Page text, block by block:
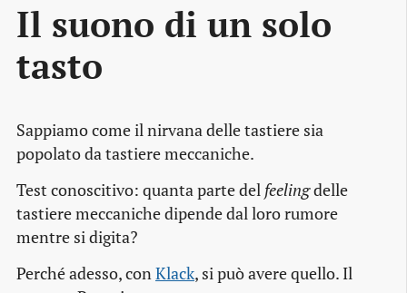
Il suono di un solo
tasto
Sappiamo come il nirvana delle tastiere sia
popolato da tastiere meccaniche.
Test conoscitivo: quanta parte del feelingdelle
tastiere meccaniche dipende dal loro rumore
mentre si digita?
Perché adesso, conKlack, si può avere quello. Il